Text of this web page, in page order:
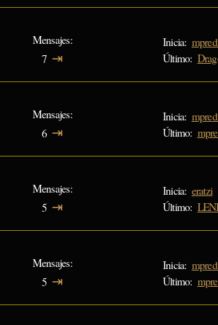
Mensajes
7 ⇥
Inicia:
Último:
Mensajes
6 ⇥
Inicia:
Último:
Mensajes
5 ⇥
Inicia: eratzi
Último:
Mensajes
5 ⇥
Inicia:
Último: